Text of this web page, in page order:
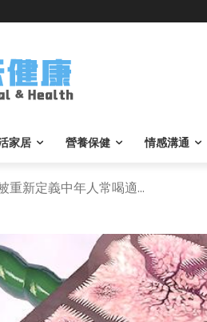
家居 營養保健 情感溝通
重新定義中年人常喝適...